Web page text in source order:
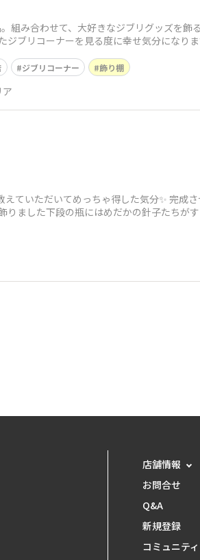
組み合わせて、大好きなジブリグッズを
ジブリコーナーを見る度に幸せ気分になり
ジブリコーナー 飾り棚
ア
ていただいてめっちゃ得した気分✨ 完成
ました下段の瓶にはめだかの針子たちが
店舗情報
お問合せ
Q&A
新規登録
コミュニテ